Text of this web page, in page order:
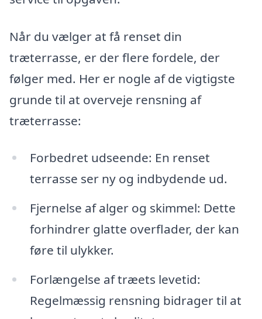
Når du vælger at få renset din
træterrasse, er der flere fordele, der
følger med. Her er nogle af de vigtigste
grunde til at overveje rensning af
træterrasse:
Forbedret udseende: En renset
terrasse ser ny og indbydende ud.
Fjernelse af alger og skimmel: Dette
forhindrer glatte overflader, der kan
føre til ulykker.
Forlængelse af træets levetid:
Regelmæssig rensning bidrager til at